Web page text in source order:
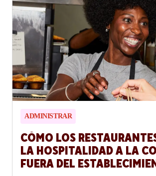
ADMINISTRAR
CÓMO LOS
LA HOSPITALIDAD A LA
FUERA DEL